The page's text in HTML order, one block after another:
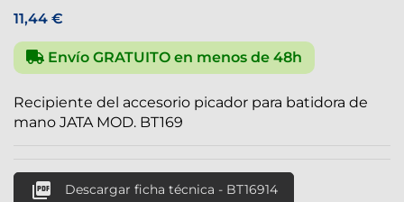
11,44 €
Envío GRATUITO en menos de 48h
Recipiente del accesorio picador para batidora de
mano JATA MOD. BT169
 Descargar ficha técnica - BT16914